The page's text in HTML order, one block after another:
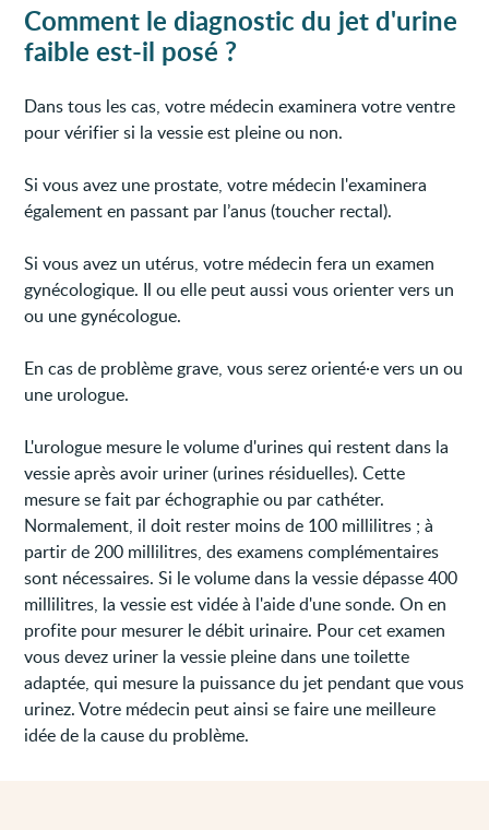
Comment le diagnostic du jet d'urine
faible est-il posé ?
Dans tous les cas, votre médecin examinera votre ventre
pour vérifier si la vessie est pleine ou non.
Si vous avez une prostate, votre médecin l'examinera
également en passant par l’anus (toucher rectal).
Si vous avez un utérus, votre médecin fera un examen
gynécologique. Il ou elle peut aussi vous orienter vers un
ou une gynécologue.
En cas de problème grave, vous serez orienté·e vers un ou
une urologue.
L'urologue mesure le volume d'urines qui restent dans la
vessie après avoir uriner (urines résiduelles). Cette
mesure se fait par échographie ou par cathéter.
Normalement, il doit rester moins de 100 millilitres ; à
partir de 200 millilitres, des examens complémentaires
sont nécessaires. Si le volume dans la vessie dépasse 400
millilitres, la vessie est vidée à l'aide d'une sonde. On en
profite pour mesurer le débit urinaire. Pour cet examen
vous devez uriner la vessie pleine dans une toilette
adaptée, qui mesure la puissance du jet pendant que vous
urinez. Votre médecin peut ainsi se faire une meilleure
idée de la cause du problème.